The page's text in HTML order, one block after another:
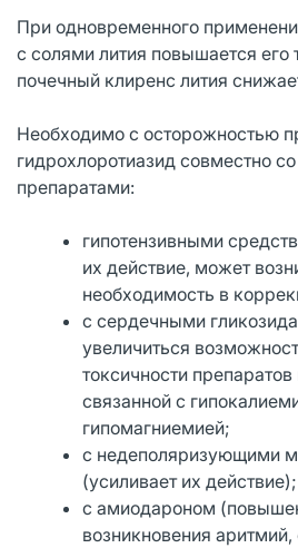
При одновременного
с солями лития повышается его
почечный клиренс лития
Необходимо с осторожностью
гидрохлоротиазид совместно
препаратами:
гипотензивными
их действие, может
необходимость в
с сердечными
увеличиться
токсичности
связанной с
гипомагниемией;
с недеполяризующими
(усиливает их действие);
с амиодароном
возникновения